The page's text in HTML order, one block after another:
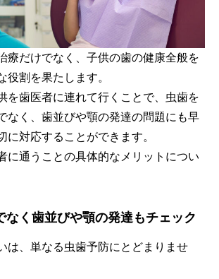
療だけでなく、子供の歯の健康全般を
役割を果たします。
を歯医者に連れて行くことで、虫歯を
なく、歯並びや顎の発達の問題にも早
に対応することができます。
に通うことの具体的なメリットについ
なく歯並びや顎の発達もチェック
は、単なる虫歯予防にとどまりませ